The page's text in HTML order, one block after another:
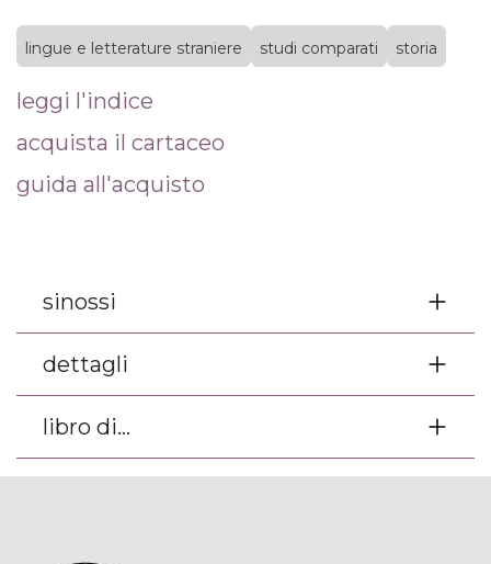
lingue e letterature straniere studi comparati storia
leggi l'indice
acquista il cartaceo
guida all'acquisto
sinossi
dettagli
libro di...